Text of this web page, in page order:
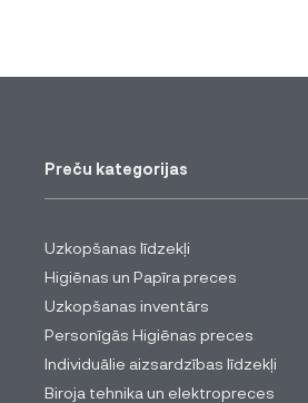
Preču kategorijas
Uzkopšanas līdzekļi
Higiēnas un Papīra preces
Uzkopšanas inventārs
Personīgās Higiēnas preces
Individuālie aizsardzības līdzekļi
Biroja tehnika un elektropreces